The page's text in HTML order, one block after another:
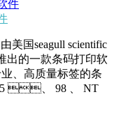
由美国seagull scientific
推出的一款条码打印软
、高质量标签的条
、 98 、 NT